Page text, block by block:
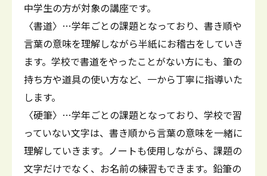
中学生の方が対象の講座です。
〈書道〉…学年ごとの課題となっており、書き順や
言葉の意味を理解しながら半紙にお稽古をしていき
ます。学校で書道をやったことがない方にも、筆の
持ち方や道具の使い方など、一から丁寧に指導いた
します。
〈硬筆〉…学年ごとの課題となっており、学校で習
っていない文字は、書き順から言葉の意味を一緒に
理解していきます。ノートも使用しながら、課題の
文字だけでなく、お名前の練習もできます。鉛筆の